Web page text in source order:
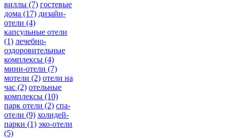
виллы (7) гостевые
дома (17) дизайн-
отели (4)
капсульные отели
(1) лечебно-
оздоровительные
комплексы (4)
мини-отели (7)
мотели (2) отели на
час (2) отельные
комплексы (10)
парк отели (2) спа-
отели (9) холидей-
парки (1) эко-отели
(5)